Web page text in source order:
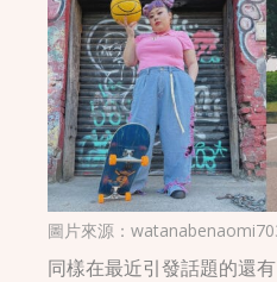
圖片來源：
同樣在最近引發話題的還